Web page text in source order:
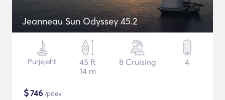
Jeanneau Sun Odyssey 45.2
Purjejaht
45 ft
14 m
8 Cruising 4
$746 /päev